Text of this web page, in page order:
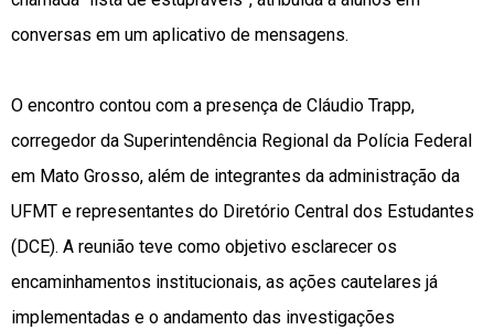
conversas em um aplicativo de mensagens.
O encontro contou com a presença de Cláudio Trapp,
corregedor da Superintendência Regional da Polícia Federal
em Mato Grosso, além de integrantes da administração da
UFMT e representantes do Diretório Central dos Estudantes
(DCE). A reunião teve como objetivo esclarecer os
encaminhamentos institucionais, as ações cautelares já
implementadas e o andamento das investigações